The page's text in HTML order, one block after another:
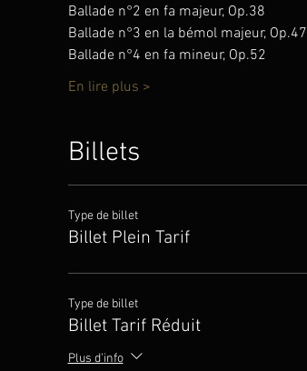
Ballade n°2 en fa majeur, Op.38
Ballade n°3 en la bémol majeur, Op.47
Ballade n°4 en fa mineur, Op.52
En lire plus >
Billets
Type de billet
Billet Plein Tarif
Type de billet
Billet Tarif Réduit
Plus d'info